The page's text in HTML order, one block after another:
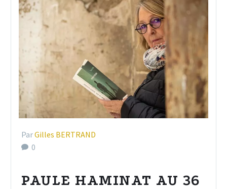
ParGilles BERTRAND
0
PAULE HAMINAT AU 36